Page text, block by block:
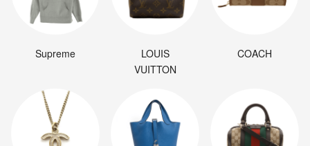
Supreme
LOUIS
VUITTON
COACH